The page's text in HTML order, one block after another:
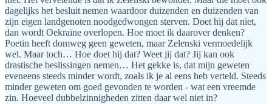
dagelijks het besluit nemen waardoor duizenden en duizenden van
zijn eigen landgenoten noodgedwongen sterven. Doet hij dat niet,
dan wordt Oekraïne overlopen. Hoe moet ik daarover denken?
Poetin heeft domweg geen geweten, maar Zelenski vermoedelijk
wel. Maar toch… Hoe doet hij dat? Weet jij dat? Jij kan ook
drastische beslissingen nemen… Het gekke is, dat mijn geweten
eveneens steeds minder wordt, zoals ik je al eens heb verteld. Steeds
minder geweten om goed gevonden te worden - wat een vreemde
zin. Hoeveel dubbelzinnigheden zitten daar wel niet in?